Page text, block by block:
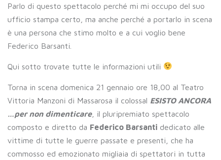
Parlo di questo spettacolo perché mi mi occupo del suo
ufficio stampa certo, ma anche perché a portarlo in scena
è una persona che stimo molto e a cui voglio bene
Federico Barsanti.
Qui sotto trovate tutte le informazioni utili
Torna in scena domenica 21 gennaio ore 18,00 al Teatro
Vittoria Manzoni di Massarosa il colossal ESISTO ANCORA
…per non dimenticare, il pluripremiato spettacolo
composto e diretto da Federico Barsanti dedicato alle
vittime di tutte le guerre passate e presenti, che ha
commosso ed emozionato migliaia di spettatori in tutta